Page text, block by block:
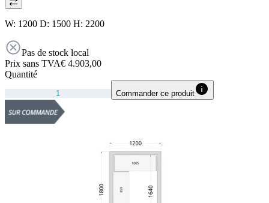
W: 1200 D: 1500 H: 2200
Pas de stock local
Prix sans TVA€ 4.903,00
Quantité
Commander ce produit